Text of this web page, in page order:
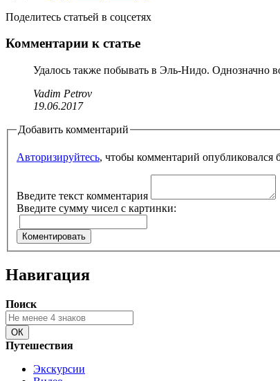
Поделитесь статьей в соцсетях
Комментарии к статье
Удалось также побывать в Эль-Нидо. Однозначно
Vadim Petrov
19.06.2017
Добавить комментарий
Авторизируйтесь, чтобы комментарий опубликовался
Введите текст комментария
Введите сумму чисел с картинки:
Навигация
Поиск
Путешествия
Экскурсии